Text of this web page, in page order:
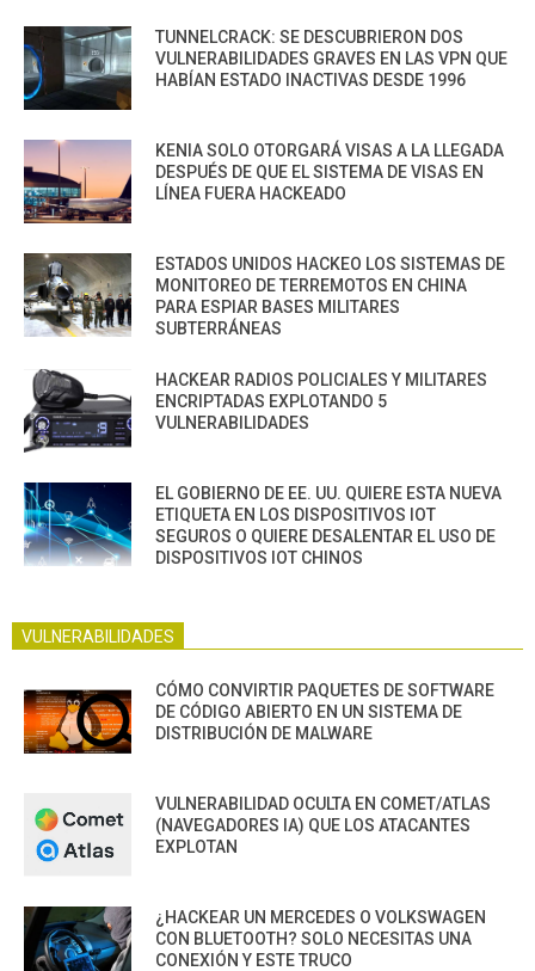
TUNNELCRACK: SE DESCUBRIERON DOS
VULNERABILIDADES GRAVES EN LAS VPN QUE
HABÍAN ESTADO INACTIVAS DESDE 1996
KENIA SOLO OTORGARÁ VISAS A LA LLEGADA
DESPUÉS DE QUE EL SISTEMA DE VISAS EN
LÍNEA FUERA HACKEADO
ESTADOS UNIDOS HACKEO LOS SISTEMAS DE
MONITOREO DE TERREMOTOS EN CHINA
PARA ESPIAR BASES MILITARES
SUBTERRÁNEAS
HACKEAR RADIOS POLICIALES Y MILITARES
ENCRIPTADAS EXPLOTANDO 5
VULNERABILIDADES
EL GOBIERNO DE EE. UU. QUIERE ESTA NUEVA
ETIQUETA EN LOS DISPOSITIVOS IOT
SEGUROS O QUIERE DESALENTAR EL USO DE
DISPOSITIVOS IOT CHINOS
VULNERABILIDADES
CÓMO CONVIRTIR PAQUETES DE SOFTWARE
DE CÓDIGO ABIERTO EN UN SISTEMA DE
DISTRIBUCIÓN DE MALWARE
VULNERABILIDAD OCULTA EN COMET/ATLAS
(NAVEGADORES IA) QUE LOS ATACANTES
EXPLOTAN
¿HACKEAR UN MERCEDES O VOLKSWAGEN
CON BLUETOOTH? SOLO NECESITAS UNA
CONEXIÓN Y ESTE TRUCO